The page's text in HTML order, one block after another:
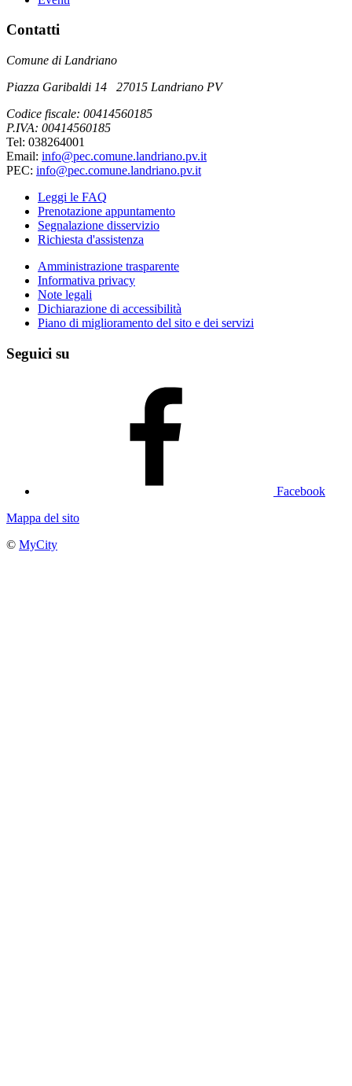
Contatti
Comune di Landriano
Piazza Garibaldi 14 27015 Landriano PV
Codice fiscale: 00414560185
P.IVA: 00414560185
Tel: 038264001
Email: info@pec.comune.landriano.pv.it
PEC: info@pec.comune.landriano.pv.it
Leggi le FAQ
Prenotazione appuntamento
Segnalazione disservizio
Richiesta d'assistenza
Amministrazione trasparente
Informativa privacy
Note legali
Dichiarazione di accessibilità
Piano di miglioramento del sito e dei servizi
Seguici su
Facebook
Mappa del sito
© MyCity